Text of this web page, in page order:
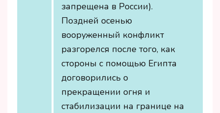
запрещена в России).
Поздней осенью
вооруженный конфликт
разгорелся после того, как
стороны с помощью Египта
договорились о
прекращении огня и
стабилизации на границе на